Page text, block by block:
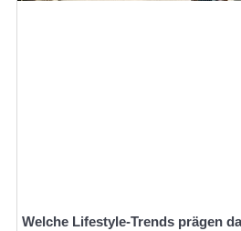
Welche Lifestyle-Trends prägen